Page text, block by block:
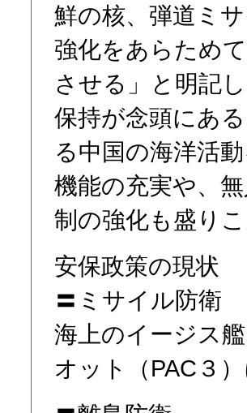
鮮の核、弾道ミ
強化をあらため
させる」と明記
保持が念頭にあ
る中国の海洋活
機能の充実や、
制の強化も盛り
安保政策の現状
〓ミサイル防衛
海上のイージス
オット（PAC３